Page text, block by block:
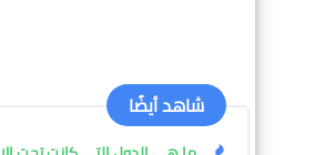
شاهد أيضًا